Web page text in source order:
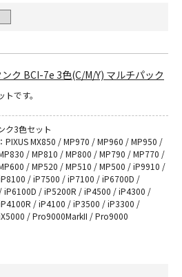
ク BCI-7e 3色(C/M/Y) マルチパック
です。
ク3色セット
PIXUS MX850 / MP970 / MP960 / MP950 /
/ MP810 / MP800 / MP790 / MP770 /
/ MP520 / MP510 / MP500 / iP9910 /
/ iP7500 / iP7100 / iP6700D /
iP6100D / iP5200R / iP4500 / iP4300 /
/ iP4100 / iP3500 / iP3300 /
/ Pro9000MarkII / Pro9000